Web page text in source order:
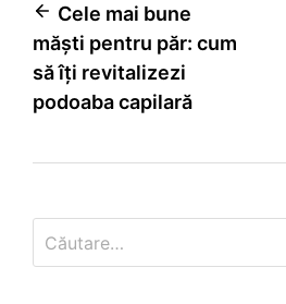
Navigare
în
articole
Cele mai bune
măști pentru păr: cum
să îți revitalizezi
podoaba capilară
după: